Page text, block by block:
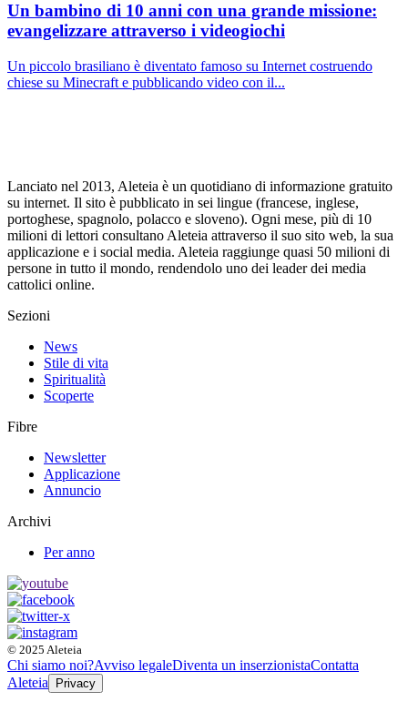
Un bambino di 10 anni con una grande missione:
evangelizzare attraverso i videogiochi
Un piccolo brasiliano è diventato famoso su Internet costruendo
chiese su Minecraft e pubblicando video con il...
Lanciato nel 2013, Aleteia è un quotidiano di informazione gratuito
su internet. Il sito è pubblicato in sei lingue (francese, inglese,
portoghese, spagnolo, polacco e sloveno). Ogni mese, più di 10
milioni di lettori consultano Aleteia attraverso il suo sito web, la sua
applicazione e i social media. Aleteia raggiunge quasi 50 milioni di
persone in tutto il mondo, rendendolo uno dei leader dei media
cattolici online.
Sezioni
News
Stile di vita
Spiritualità
Scoperte
Fibre
Newsletter
Applicazione
Annuncio
Archivi
Per anno
© 2025 Aleteia
Chi siamo noi?Avviso legaleDiventa un inserzionistaContatta
Aleteia
Privacy